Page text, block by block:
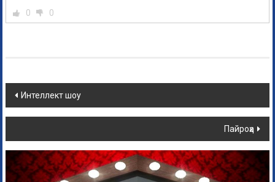
0 0
Интеллект шоу
Пайроҳа